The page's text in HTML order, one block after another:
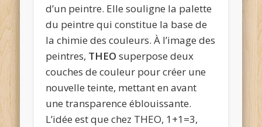
d’un peintre. Elle souligne la palette
du peintre qui constitue la base de
la chimie des couleurs. À l’image des
peintres, THEO superpose deux
couches de couleur pour créer une
nouvelle teinte, mettant en avant
une transparence éblouissante.
L’idée est que chez THEO, 1+1=3,